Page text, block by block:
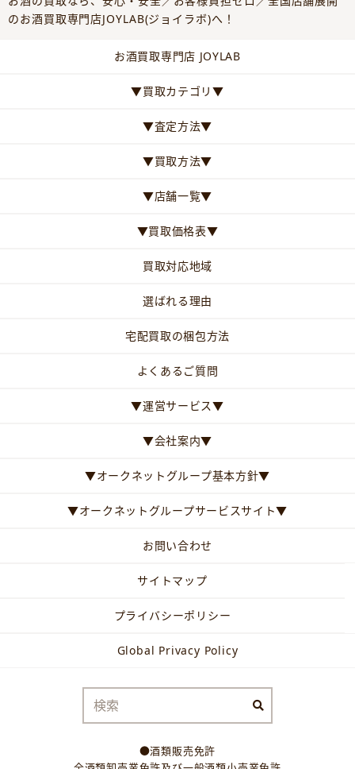
のお酒買取専門店JOYLAB(ジョイラボ)へ！
お酒買取専門店 JOYLAB
▼買取カテゴリ▼
▼査定方法▼
▼買取方法▼
▼店舗一覧▼
▼買取価格表▼
買取対応地域
選ばれる理由
宅配買取の梱包方法
よくあるご質問
▼運営サービス▼
▼会社案内▼
▼オークネットグループ基本方針▼
▼オークネットグループサービスサイト▼
お問い合わせ
サイトマップ
プライバシーポリシー
Global Privacy Policy
●酒類販売免許